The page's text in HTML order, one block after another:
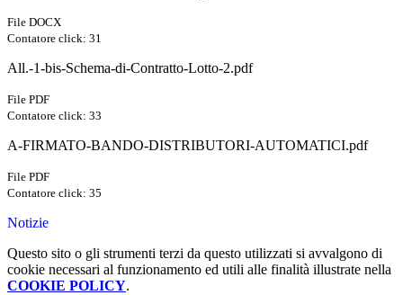
File DOCX
Contatore click: 31
All.-1-bis-Schema-di-Contratto-Lotto-2.pdf
File PDF
Contatore click: 33
A-FIRMATO-BANDO-DISTRIBUTORI-AUTOMATICI.pdf
File PDF
Contatore click: 35
Notizie
Questo sito o gli strumenti terzi da questo utilizzati si avvalgono di
cookie necessari al funzionamento ed utili alle finalità illustrate nella
COOKIE POLICY.